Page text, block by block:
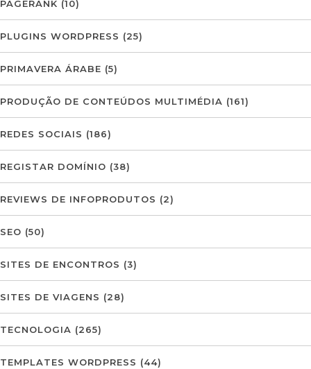
PAGERANK (10)
PLUGINS WORDPRESS (25)
PRIMAVERA ÁRABE (5)
PRODUÇÃO DE CONTEÚDOS MULTIMÉDIA (161)
REDES SOCIAIS (186)
REGISTAR DOMÍNIO (38)
REVIEWS DE INFOPRODUTOS (2)
SEO (50)
SITES DE ENCONTROS (3)
SITES DE VIAGENS (28)
TECNOLOGIA (265)
TEMPLATES WORDPRESS (44)